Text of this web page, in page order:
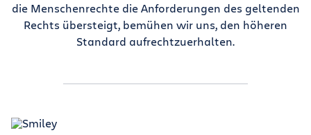
die Menschenrechte die Anforderungen des geltenden
Rechts übersteigt, bemühen wir uns, den höheren
Standard aufrechtzuerhalten.